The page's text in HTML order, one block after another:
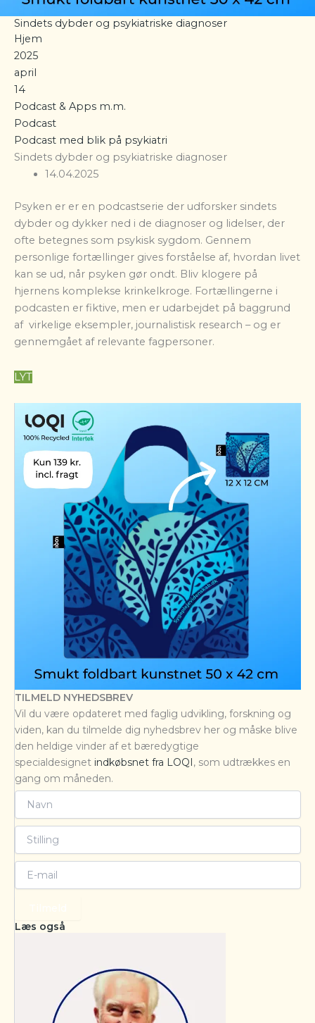
Sindets dybder og psykiatriske diagnoser
Hjem
2025
april
14
Podcast & Apps m.m.
Podcast
Podcast med blik på psykiatri
Sindets dybder og psykiatriske diagnoser
14.04.2025
Psyken er er en podcastserie der udforsker sindets
dybder og dykker ned i de diagnoser og lidelser, der
ofte betegnes som psykisk sygdom. Gennem
personlige fortællinger gives forståelse af, hvordan livet
kan se ud, når psyken gør ondt. Bliv klogere på
hjernens komplekse krinkelkroge. Fortællingerne i
podcasten er fiktive, men er udarbejdet på baggrund
af virkelige eksempler, journalistisk research – og er
gennemgået af relevante fagpersoner.
LYT
TILMELD NYHEDSBREV
Vil du være opdateret med faglig udvikling, forskning og
viden, kan du tilmelde dig nyhedsbrev her og måske blive
den heldige vinder af et bæredygtige
specialdesignet indkøbsnet fra LOQI , som udtrækkes en
gang om måneden.
Læs også